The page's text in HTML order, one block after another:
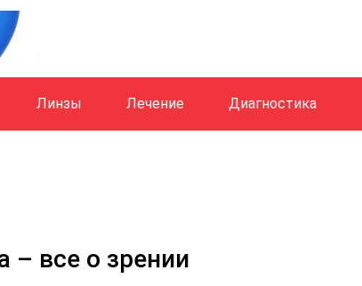
Линзы Лечение Диагностика
– все о зрении